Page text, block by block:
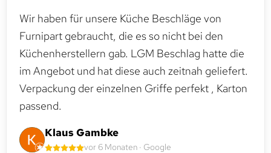
Wir haben für unsere Küche Beschläge von
Furnipart gebraucht, die es so nicht bei den
Küchenherstellern gab. LGM Beschlag hatte die
im Angebot und hat diese auch zeitnah geliefert.
Verpackung der einzelnen Griffe perfekt , Karton
passend.
Klaus Gambke
vor 6 Monaten · Google